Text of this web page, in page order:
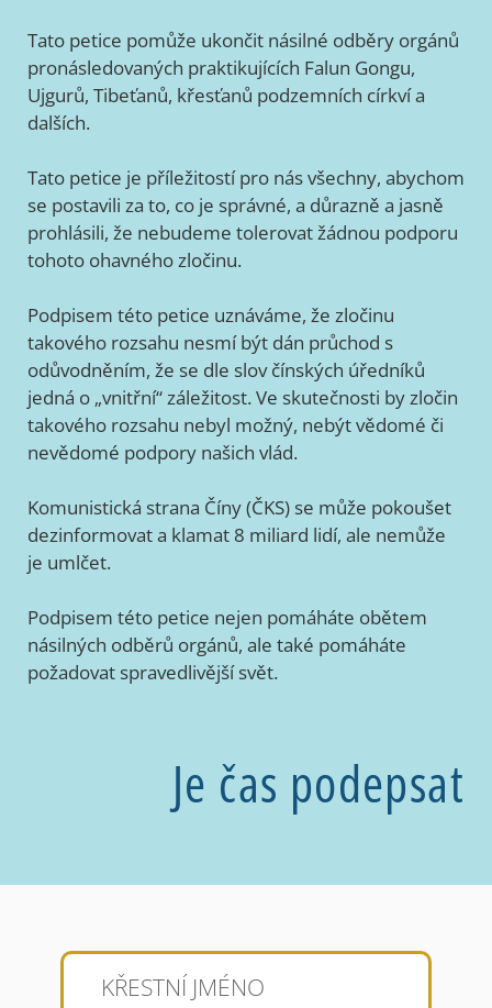
Tato petice pomůže ukončit násilné odběry orgánů
pronásledovaných praktikujících Falun Gongu,
Ujgurů, Tibeťanů, křesťanů podzemních církví a
dalších.
Tato petice je příležitostí pro nás všechny, abychom
se postavili za to, co je správné, a důrazně a jasně
prohlásili, že nebudeme tolerovat žádnou podporu
tohoto ohavného zločinu.
Podpisem této petice uznáváme, že zločinu
takového rozsahu nesmí být dán průchod s
odůvodněním, že se dle slov čínských úředníků
jedná o „vnitřní“ záležitost. Ve skutečnosti by zločin
takového rozsahu nebyl možný, nebýt vědomé či
nevědomé podpory našich vlád.
Komunistická strana Číny (ČKS) se může pokoušet
dezinformovat a klamat 8 miliard lidí, ale nemůže
je umlčet.
Podpisem této petice nejen pomáháte obětem
násilných odběrů orgánů, ale také pomáháte
požadovat spravedlivější svět.
Je čas podepsat